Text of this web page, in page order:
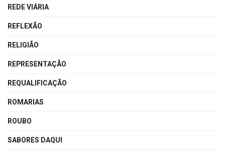
REDE VIÁRIA
REFLEXÃO
RELIGIÃO
REPRESENTAÇÃO
REQUALIFICAÇÃO
ROMARIAS
ROUBO
SABORES DAQUI